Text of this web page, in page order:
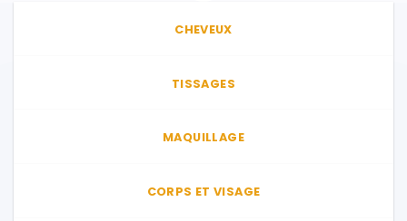
CHEVEUX
TISSAGES
MAQUILLAGE
CORPS ET VISAGE